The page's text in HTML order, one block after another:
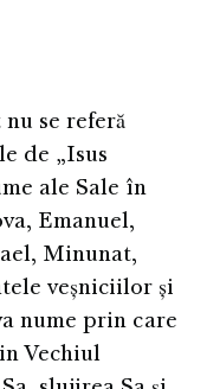
se referă
de „Isus
ale Sale în
Emanuel,
Minunat,
veșniciilor și
nume prin care
Vechiul